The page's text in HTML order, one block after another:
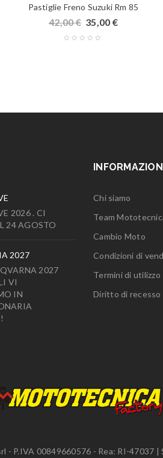
Pastiglie Freno Suzuki Rm 85
42,00€ 35,00 €
2026 . CI
24 AGOSTO
2027
2027
VI
IN
INFORMAZIONI
Chi siamo
Team
Cambio Moto
Condizioni di
Termini di utilizzo
Diritto di recesso
- P.IVA 00849660576 - Rea: RI-47037 |